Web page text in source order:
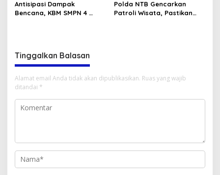
Antisipasi Dampak
Bencana, KBM SMPN 4
Polda NTB Gencarkan
Patroli Wisata, Pastikan
Tinggalkan Balasan
Alamat email Anda tidak akan dipublikasikan. Ruas yang wajib
ditandai *